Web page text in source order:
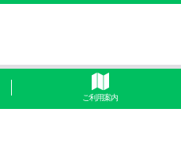
ご利用案内